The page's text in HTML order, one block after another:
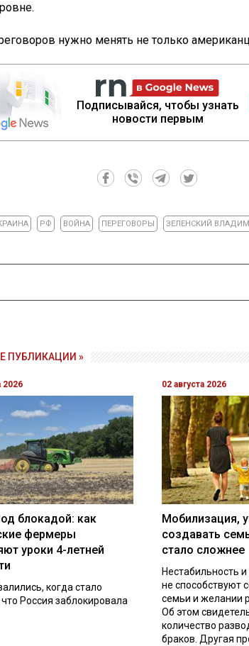
нужно менять не только
Подписывайся, чтобы узнать
новости первым
РФ ВОЙНА ПЕРЕГОВОРЫ ЗЕЛЕНСКИЙ
ПУБЛИКАЦИИ »
2026
блокадой: как
фермеры
уроки 4-летней
когда стало
Россия заблокировала
02 августа 2026
Мобилизация,
создавать
стало сложнее
Нестабильность
не способствуют
семьи и желании
Об этом
количество
браков. Другая